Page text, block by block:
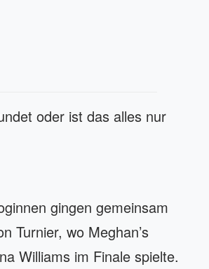
oder ist das alles nur
gingen gemeinsam
Turnier, wo Meghan’s
Williams im Finale spielte.